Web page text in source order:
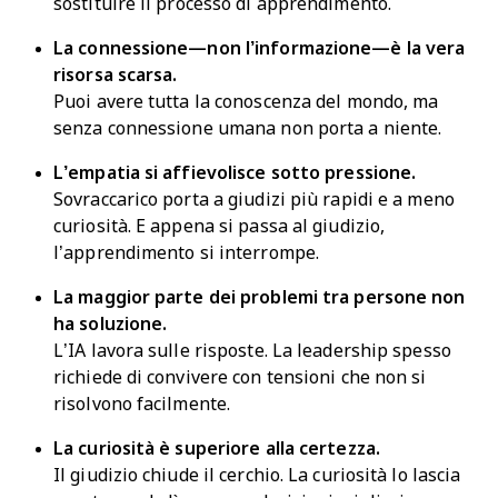
sostituire il processo di apprendimento.
La connessione—non l’informazione—è la vera
risorsa scarsa.
Puoi avere tutta la conoscenza del mondo, ma
senza connessione umana non porta a niente.
L’empatia si affievolisce sotto pressione.
Sovraccarico porta a giudizi più rapidi e a meno
curiosità. E appena si passa al giudizio,
l’apprendimento si interrompe.
La maggior parte dei problemi tra persone non
ha soluzione.
L’IA lavora sulle risposte. La leadership spesso
richiede di convivere con tensioni che non si
risolvono facilmente.
La curiosità è superiore alla certezza.
Il giudizio chiude il cerchio. La curiosità lo lascia